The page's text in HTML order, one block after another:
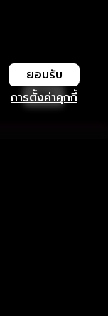
การตั้งค่าคุกกี้
ยอมรับ
เปิด